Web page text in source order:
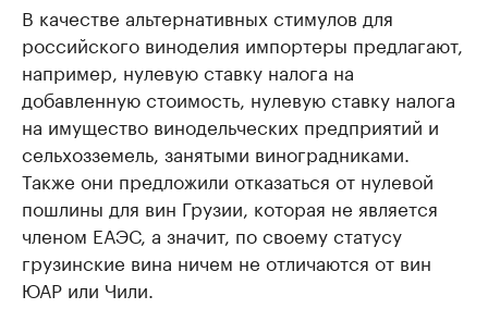
В качестве альтернативных стимулов для
российского виноделия импортеры предлагают,
например, нулевую ставку налога на
добавленную стоимость, нулевую ставку налога
на имущество винодельческих предприятий и
сельхозземель, занятыми виноградниками.
Также они предложили отказаться от нулевой
пошлины для вин Грузии, которая не является
членом ЕАЭС, а значит, по своему статусу
грузинские вина ничем не отличаются от вин
ЮАР или Чили.